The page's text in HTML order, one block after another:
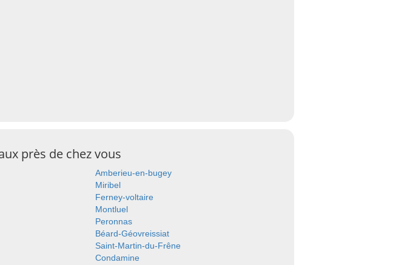
près de chez vous
Amberieu-en-bugey
Miribel
Ferney-voltaire
Montluel
Peronnas
Béard-Géovreissiat
Saint-Martin-du-Frêne
Condamine